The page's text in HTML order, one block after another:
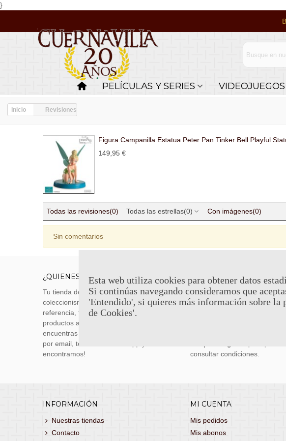
}
PELÍCULAS Y SERIES VIDEOJUEGOS
Inicio Revisiones
Figura Campanilla Estatua Peter Pan Tinker Bell Playful
149,95 €
Todas las revisiones(0) Todas las estrellas(0) Con imágenes(0)
Sin comentarios
¿QUIENES SOMOS?
Tu tienda de merchandising, artículos de
coleccionismo y réplicas históricas de
referencia, tenemos una gran variedad de
productos a los mejores precios. Si no
encuentras lo que buscas, danos un toque
por email, teléfono o Whatsapp y te lo
encontramos!
ENVÍOS Y
Envíos muy económicos en
transportistas, entrega de
consultar condiciones.
INFORMACIÓN
Nuestras tiendas
Contacto
MI CUENTA
Mis pedidos
Mis abonos
Esta web utiliza cookies para obtener datos
Si continúas navegando consideramos que
'Entendido', si quieres más información sobre
de Cookies'.